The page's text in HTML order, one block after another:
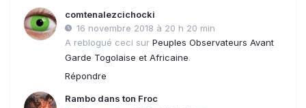
comtenalezcichocki
16 novembre 2018 à 20 h 20 min
A reblogué ceci sur Peuples Observateurs Avant
Garde Togolaise et Africaine.
Répondre
Rambo dans ton Froc